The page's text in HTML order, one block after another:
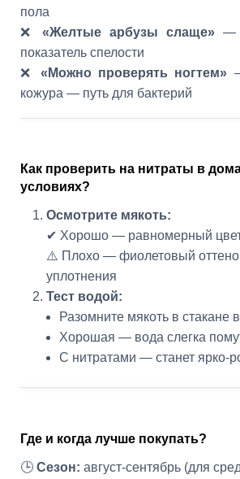
пола
❌«Желтые арбузы слаще»—
показатель спелости
❌ «Можно проверять ногтем»
кожура — путь для бактерий
Как проверить на нитраты в
условиях?
Осмотрите мякоть:
✔ Хорошо — равномерный цвет,
⚠️ Плохо — фиолетовый
уплотнения
Тест водой:
Разомните мякоть в стакане
Хорошая — вода слегка
С нитратами — станет ярко-
Где и когда лучше покупать?
🕒 Сезон: август-сентябрь (для